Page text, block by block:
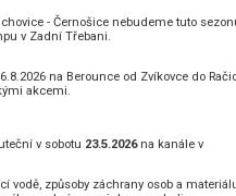
- Černošice nebudeme tuto
v Zadní Třebani.
na Berounce od Zvíkovce do
akcemi.
v sobotu 23.5.2026na kanále v
vodě, způsoby záchrany osob a